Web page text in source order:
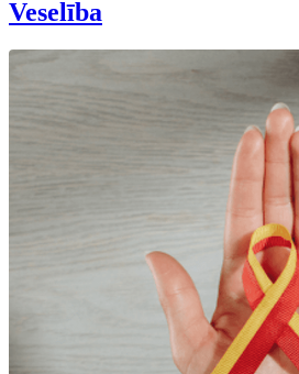
Veselība